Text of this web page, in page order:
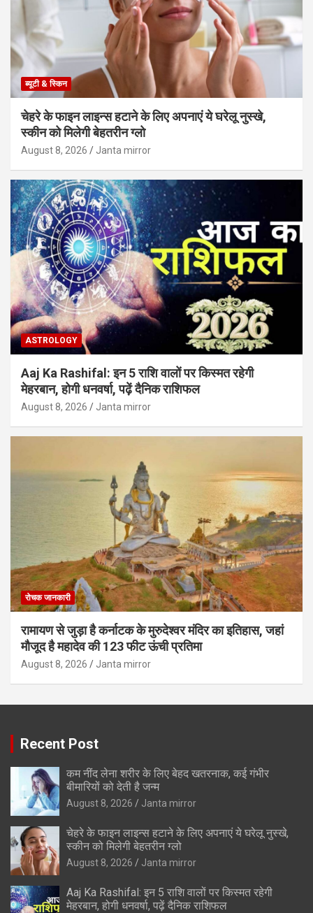
ब्यूटी & स्किन
चेहरे के फाइन लाइन्स हटाने के लिए अपनाएं ये घरेलू नुस्खे,
स्कीन को मिलेगी बेहतरीन ग्लो
August 8, 2026 Janta mirror
ASTROLOGY
Aaj Ka Rashifal: इन 5 राशि वालों पर किस्मत रहेगी
मेहरबान, होगी धनवर्षा, पढ़ें दैनिक राशिफल
August 8, 2026 Janta mirror
रोचक जानकारी
रामायण से जुड़ा है कर्नाटक के मुरुदेश्वर मंदिर का इतिहास, जहां
मौजूद है महादेव की 123 फीट ऊंची प्रतिमा
August 8, 2026 Janta mirror
Recent Post
कम नींद लेना शरीर के लिए बेहद खतरनाक, कई गंभीर
बीमारियों को देती है जन्म
August 8, 2026 Janta mirror
चेहरे के फाइन लाइन्स हटाने के लिए अपनाएं ये घरेलू नुस्खे,
स्कीन को मिलेगी बेहतरीन ग्लो
August 8, 2026 Janta mirror
Aaj Ka Rashifal: इन 5 राशि वालों पर किस्मत रहेगी
मेहरबान, होगी धनवर्षा, पढ़ें दैनिक राशिफल